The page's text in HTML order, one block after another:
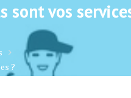
sont vos
?